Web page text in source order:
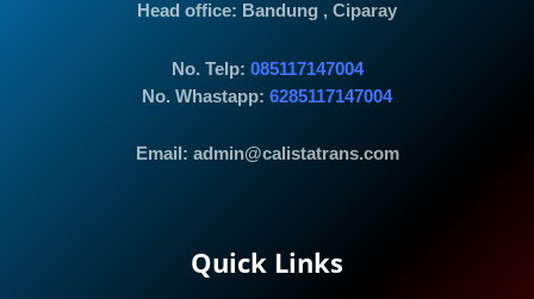
Head office: Bandung , Ciparay
No. Telp: 085117147004
No. Whastapp: 6285117147004
Email: admin@calistatrans.com
Quick Links